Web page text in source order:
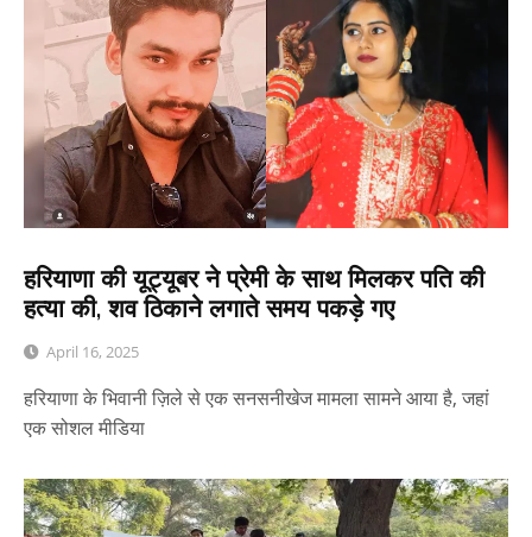
हरियाणा की यूट्यूबर ने प्रेमी के साथ मिलकर पति की
हत्या की, शव ठिकाने लगाते समय पकड़े गए
April 16, 2025
हरियाणा के भिवानी ज़िले से एक सनसनीखेज मामला सामने आया है, जहां
एक सोशल मीडिया